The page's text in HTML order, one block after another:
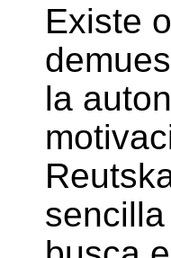
Existe
la